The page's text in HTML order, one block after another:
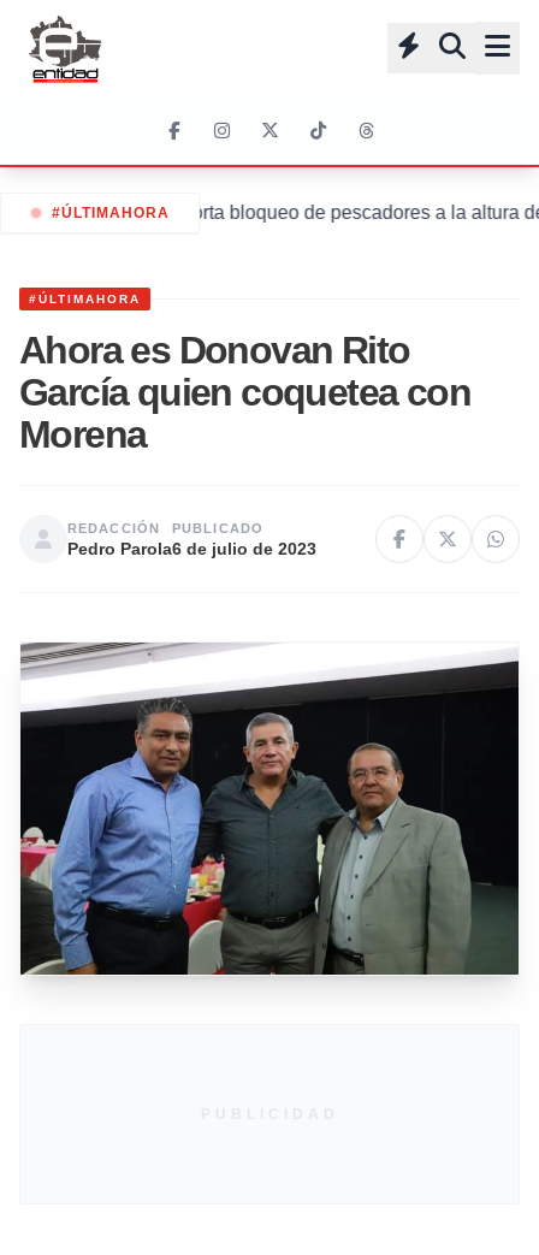
#ÚLTIMAHORASe reporta bloqueo de pescadores a la altura
#ÚLTIMAHORA
Ahora es Donovan Rito
García quien coquetea con
Morena
REDACCIÓN
Pedro Parola
PUBLICADO
6 de julio de 2023